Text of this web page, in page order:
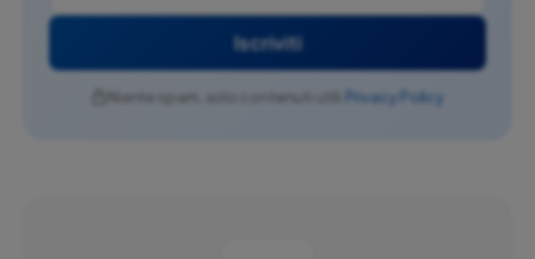
Iscriviti
Niente spam, solo contenuti utili. Privacy Policy